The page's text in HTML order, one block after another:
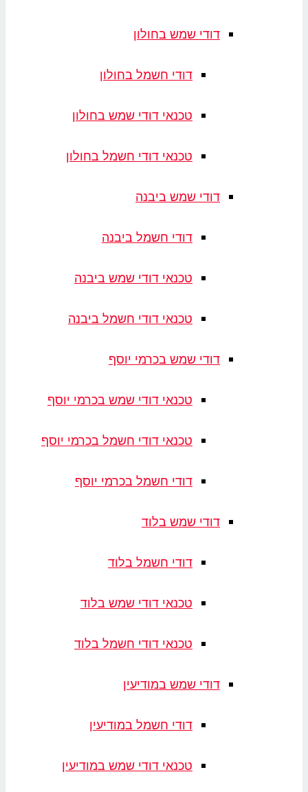
דודי שמש בחולון
דודי חשמל בחולון
טכנאי דודי שמש בחולון
טכנאי דודי חשמל בחולון
דודי שמש ביבנה
דודי חשמל ביבנה
טכנאי דודי שמש ביבנה
טכנאי דודי חשמל ביבנה
דודי שמש בכרמי יוסף
טכנאי דודי שמש בכרמי יוסף
טכנאי דודי חשמל בכרמי יוסף
דודי חשמל בכרמי יוסף
דודי שמש בלוד
דודי חשמל בלוד
טכנאי דודי שמש בלוד
טכנאי דודי חשמל בלוד
דודי שמש במודיעין
דודי חשמל במודיעין
טכנאי דודי שמש במודיעין